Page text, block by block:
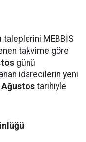
taleplerini MEBBİS
takvime göre
günü
idarecilerin yeni
Ağustostarihiyle